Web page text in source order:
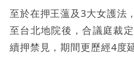
至於在押王薀及3大女護法
至台北地院後，合議庭裁
續押禁見，期間更歷經4度